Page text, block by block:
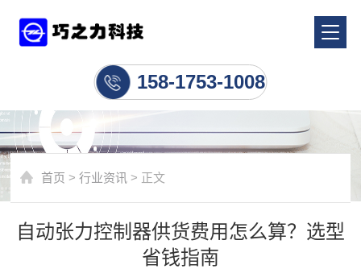
158-1753-1008
首页 >行业资讯 > 正文
自动张力控制器供货费用怎么算？选型
省钱指南